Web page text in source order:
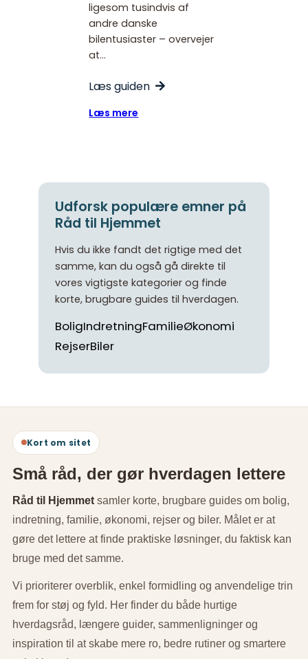
ligesom tusindvis af
andre danske
bilentusiaster – overvejer
at…
Læs guiden
Læs mere
på
køretøjets
Udforsk populære emner på
Råd til Hjemmet
Hvis du ikke fandt det rigtige med det
samme, kan du også gå direkte til
vores vigtigste kategorier og finde
korte, brugbare guides til hverdagen.
BoligIndretningFamilieØkonomi
RejserBiler
Kort om sitet
Små råd, der gør hverdagen lettere
Råd til Hjemmet samler korte, brugbare guides om bolig,
indretning, familie, økonomi, rejser og biler. Målet er at
gøre det lettere at finde praktiske løsninger, du faktisk kan
bruge med det samme.
Vi prioriterer overblik, enkel formidling og anvendelige trin
frem for støj og fyld. Her finder du både hurtige
hverdagsråd, længere guider, sammenligninger og
inspiration til at skabe mere ro, bedre rutiner og smartere